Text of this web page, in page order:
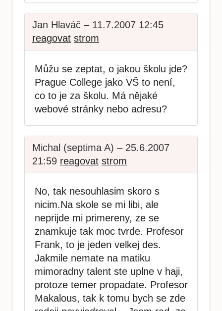
Jan Hlaváč – 11.7.2007 12:45
reagovat strom
Můžu se zeptat, o jakou školu jde?
Prague College jako VŠ to není,
co to je za školu. Má nějaké
webové stránky nebo adresu?
Michal (septima A) – 25.6.2007
21:59 reagovat strom
No, tak nesouhlasim skoro s
nicim.Na skole se mi libi, ale
neprijde mi primereny, ze se
znamkuje tak moc tvrde. Profesor
Frank, to je jeden velkej des.
Jakmile nemate na matiku
mimoradny talent ste uplne v haji,
protoze temer propadate. Profesor
Makalous, tak k tomu bych se zde